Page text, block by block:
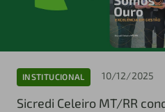
INSTITUCIONAL 10/12/2025
Sicredi Celeiro MT/RR